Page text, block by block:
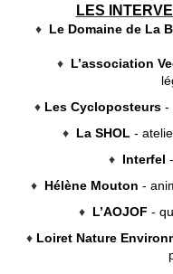
LES
♦ Le Domaine de La
♦ L’association
♦ Les Cycloposteurs-
♦ La SHOL -
♦ Interfel
♦ Hélène Mouton -
♦ L’AOJOF -
♦ Loiret Nature